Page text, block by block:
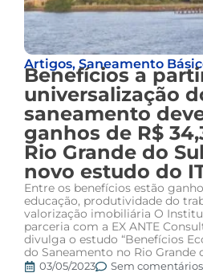
Artigos, Saneamento
Benefícios a
universalização
saneamento
ganhos de R$
Rio Grande do
novo estudo do
Entre os benefícios estão
educação, produtividade do
valorização imobiliária O
parceria com a EX ANTE
divulga o estudo “Benefícios
do Saneamento no Rio Grande
03/05/2023 Sem comentários